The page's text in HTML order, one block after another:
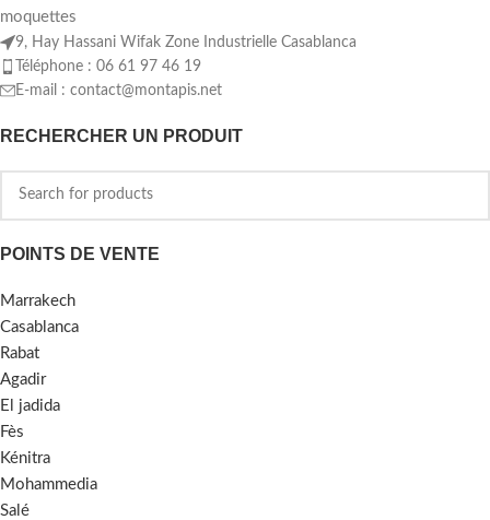
moquettes
9, Hay Hassani Wifak Zone Industrielle Casablanca
Téléphone : 06 61 97 46 19
E-mail : contact@montapis.net
RECHERCHER UN PRODUIT
POINTS DE VENTE
Marrakech
Casablanca
Rabat
Agadir
El jadida
Fès
Kénitra
Mohammedia
Salé